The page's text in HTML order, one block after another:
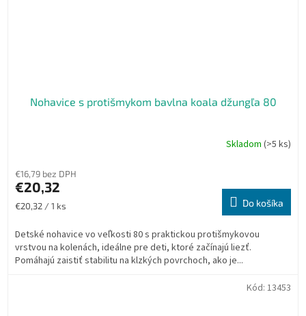
Nohavice s protišmykom bavlna koala džungľa 80
Skladom (>5 ks)
€16,79 bez DPH
€20,32
Jednotková
€20,32 / 1 ks Do košíka
Detské nohavice vo veľkosti 80 s praktickou protišmykovou
vrstvou na kolenách, ideálne pre deti, ktoré začínajú liezť.
Pomáhajú zaistiť stabilitu na klzkých povrchoch, ako je...
Kód: 13453